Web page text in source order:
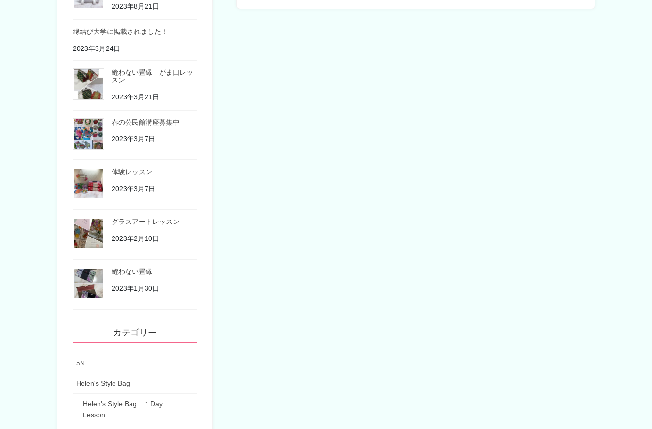
2023年8月21日
縁結び大学に掲載されました！
2023年3月24日
縫わない畳縁 がま口レッ
スン
2023年3月21日
春の公民館講座募集中
2023年3月7日
体験レッスン
2023年3月7日
グラスアートレッスン
2023年2月10日
縫わない畳縁
2023年1月30日
カテゴリー
aN.
Helen's Style Bag
Helen's Style Bag １Day
Lesson